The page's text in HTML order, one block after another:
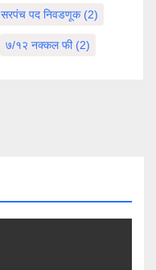
सरपंच पद निवडणूक(2)
७/१२ नक्कल फी(2)